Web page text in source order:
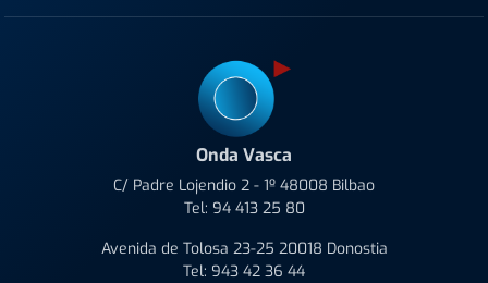
Onda Vasca
C/ Padre Lojendio 2 - 1º 48008 Bilbao
Tel: 94 413 25 80
Avenida de Tolosa 23-25 20018 Donostia
Tel: 943 42 36 44